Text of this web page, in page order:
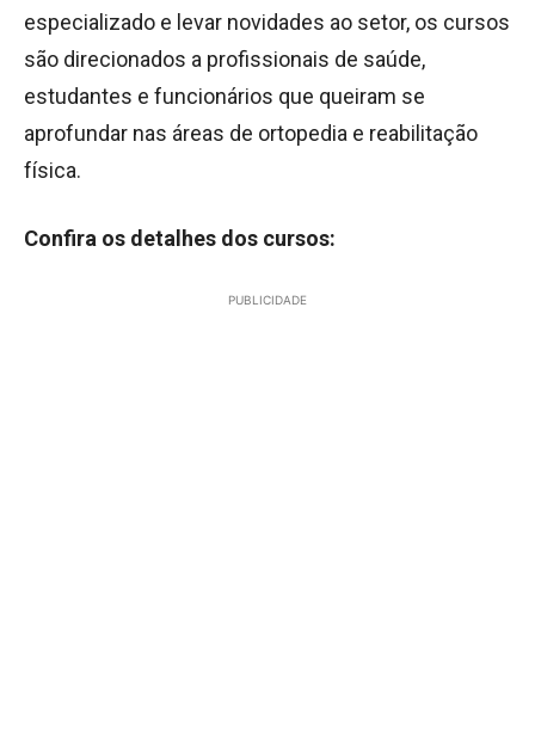
especializado e levar novidades ao setor, os cursos
são direcionados a profissionais de saúde,
estudantes e funcionários que queiram se
aprofundar nas áreas de ortopedia e reabilitação
física.
Confira os detalhes dos cursos:
PUBLICIDADE